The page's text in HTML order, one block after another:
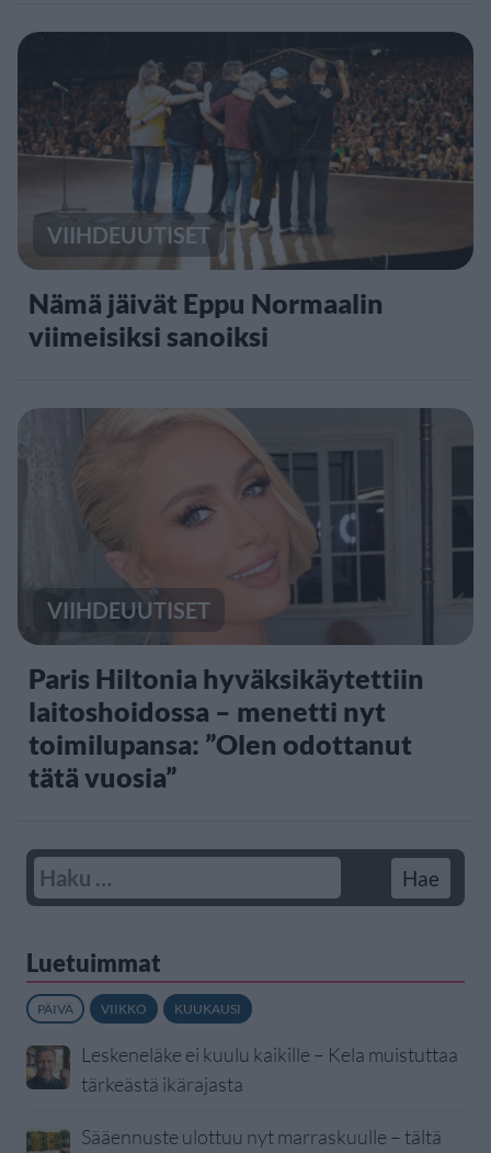
VIIHDEUUTISET
Nämä jäivät Eppu Normaalin
viimeisiksi sanoiksi
VIIHDEUUTISET
Paris Hiltonia hyväksikäytettiin
laitoshoidossa – menetti nyt
toimilupansa: ”Olen odottanut
tätä vuosia”
Luetuimmat
PÄIVÄ VIIKKO KUUKAUSI
Leskeneläke ei kuulu kaikille – Kela muistuttaa
tärkeästä ikärajasta
Sääennuste ulottuu nyt marraskuulle – tältä